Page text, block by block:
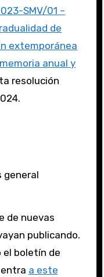
SMV/01 –
de
extemporánea
anual y
resolución
general
de nuevas
publicando.
el boletín de
entra a este